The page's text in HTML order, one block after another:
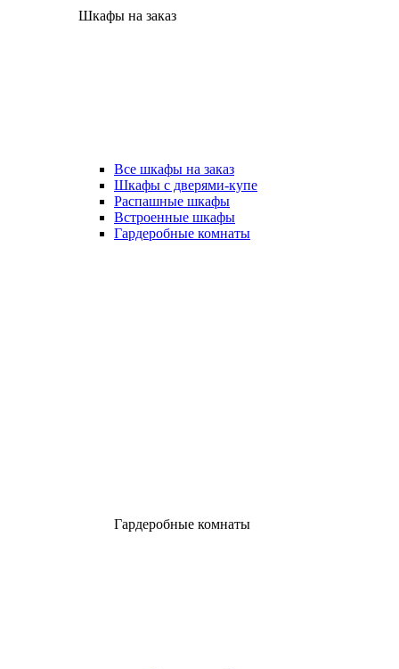
Шкафы на заказ
Все шкафы на заказ
Шкафы с дверями-купе
Распашные шкафы
Встроенные шкафы
Гардеробные комнаты
Гардеробные комнаты